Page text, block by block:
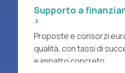
Supporto a
>
Proposte e consorzi
qualità, con tassi di
e impatto concreto.